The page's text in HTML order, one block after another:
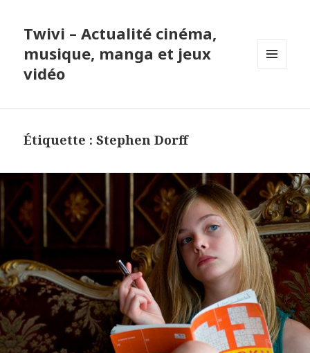
Twivi – Actualité cinéma,
musique, manga et jeux
vidéo
Étiquette :Stephen Dorff